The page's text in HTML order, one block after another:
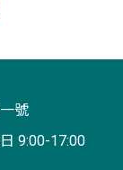
號
9:00-17:00